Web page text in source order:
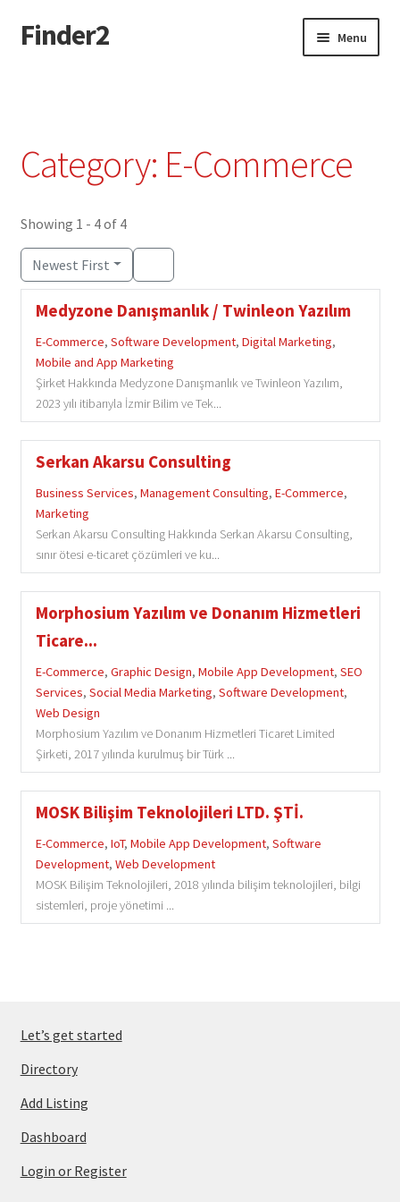
Skip
to
Skip
to
Finder2 Menu
Dashboard
Privacy Policy
Category: E-Commerce
Showing 1 - 4 of 4
Newest First
Medyzone Danışmanlık / Twinleon Yazılım
E-Commerce, Software Development, Digital Marketing,
Mobile and App Marketing
Şirket Hakkında Medyzone Danışmanlık ve Twinleon Yazılım,
2023 yılı itibarıyla İzmir Bilim ve Tek...
Serkan Akarsu Consulting
Business Services, Management Consulting, E-Commerce,
Marketing
Serkan Akarsu Consulting Hakkında Serkan Akarsu Consulting,
sınır ötesi e-ticaret çözümleri ve ku...
Morphosium Yazılım ve Donanım Hizmetleri
Ticare...
E-Commerce, Graphic Design, Mobile App Development, SEO
Services, Social Media Marketing, Software Development,
Web Design
Morphosium Yazılım ve Donanım Hizmetleri Ticaret Limited
Şirketi, 2017 yılında kurulmuş bir Türk ...
MOSK Bilişim Teknolojileri LTD. ŞTİ.
E-Commerce, IoT, Mobile App Development, Software
Development, Web Development
MOSK Bilişim Teknolojileri, 2018 yılında bilişim teknolojileri, bilgi
sistemleri, proje yönetimi ...
Let’s get started
Directory
Add Listing
Dashboard
Login or Register